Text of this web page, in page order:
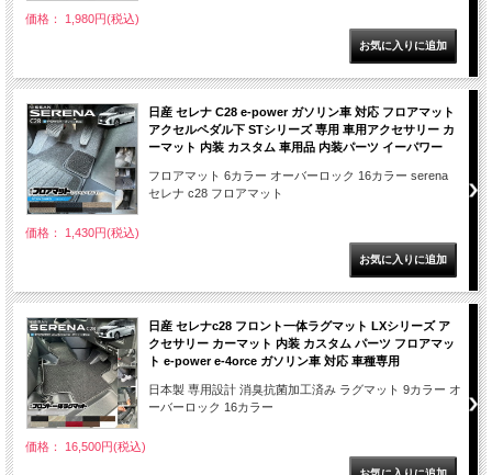
価格： 1,980円(税込)
日産 セレナ C28 e-power ガソリン車 対応 フロアマット
アクセルペダル下 STシリーズ 専用 車用アクセサリー カ
ーマット 内装 カスタム 車用品 内装パーツ イーパワー
フロアマット 6カラー オーバーロック 16カラー serena
セレナ c28 フロアマット
価格： 1,430円(税込)
日産 セレナc28 フロント一体ラグマット LXシリーズ ア
クセサリー カーマット 内装 カスタム パーツ フロアマッ
ト e-power e-4orce ガソリン車 対応 車種専用
日本製 専用設計 消臭抗菌加工済み ラグマット 9カラー オ
ーバーロック 16カラー
価格： 16,500円(税込)